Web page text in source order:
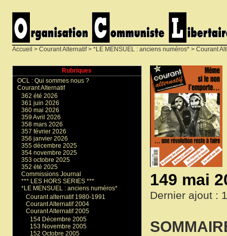
Accueil > Courant Alternatif> *LE MENSUEL : anciens numéros* > Courant
149 mai
Dernier ajout :
Rubriques
OCL : Qui sommes nous ?
Courant Alternatif
362 été 2026
361 juin 2026
360 mai 2026
359 Avril 2026
358 mars 2026
357 février 2026
356 janvier 2026
355 décembre 2025
354 novembre 2025
353 octobre 2025
352 été 2025
Commissions Journal
*** LES HORS SERIES ***
*LE MENSUEL : anciens numéros*
Courant alternatif 1980-1991
Courant Alternatif 2004
Courant Alternatif 2005
154 Décembre 2005
153 Novembre 2005
152 Octobre 2005